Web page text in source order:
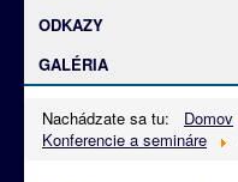
ODKAZY
GALÉRIA
Nachádzate sa tu: Domov
Konferencie a semináre